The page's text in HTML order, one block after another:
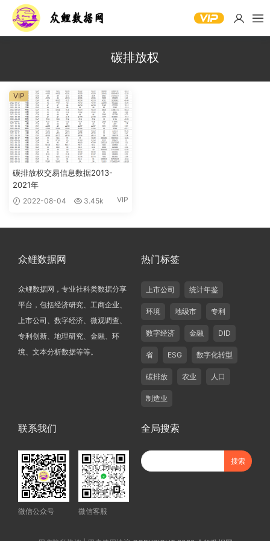
碳排放权
碳排放权交易信息数据2013-
2021年
2022-08-04 3.45k VIP
VIP
众鲤数据网
众鲤数据网，专业社科类数据分享
平台，包括经济研究、工商企业、
上市公司、数字经济、微观调查、
专利创新、地理研究、金融、环
境、文本分析数据等等。
热门标签
上市公司 统计年鉴
环境 地级市 专利
数字经济 金融 DID
省 ESG 数字化转型
碳排放 农业 人口
制造业
联系我们
微信公众号 微信客服
全局搜索